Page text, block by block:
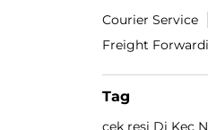
Courier Service
Freight
Tag
cek resi Di Kec